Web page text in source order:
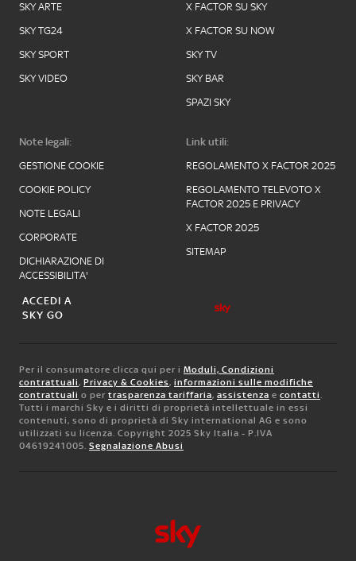
SKY ARTE
SKY TG24
SKY SPORT
SKY VIDEO
X FACTOR SU SKY
X FACTOR SU NOW
SKY TV
SKY BAR
SPAZI SKY
Note legali:
GESTIONE COOKIE
COOKIE POLICY
NOTE LEGALI
CORPORATE
DICHIARAZIONE DI
ACCESSIBILITA'
Link utili:
REGOLAMENTO X FACTOR 2025
REGOLAMENTO TELEVOTO X
FACTOR 2025 E PRIVACY
X FACTOR 2025
SITEMAP
ACCEDI A
SKY GO
Per il consumatore clicca qui per i Moduli, Condizioni
contrattuali, Privacy & Cookies, informazioni sulle modifiche
contrattuali o per trasparenza tariffaria, assistenza e contatti.
Tutti i marchi Sky e i diritti di proprietà intellettuale in essi
contenuti, sono di proprietà di Sky international AG e sono
utilizzati su licenza. Copyright 2025 Sky Italia - P.IVA
04619241005. Segnalazione Abusi